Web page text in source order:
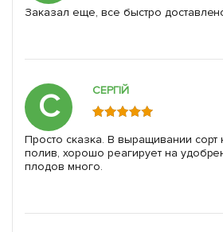
Заказал еще, все быстро
С СЕРГІЙ
Просто сказка. В выращивании сорт
полив, хорошо реагирует на
плодов много.